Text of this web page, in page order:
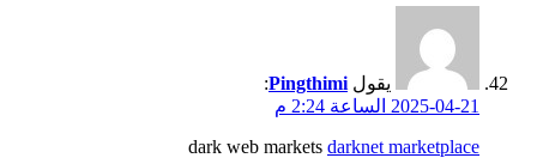
يقول Pingthimi
:
2025-04-21 الساعة 2:24 م
dark web marketsdarknet marketplace